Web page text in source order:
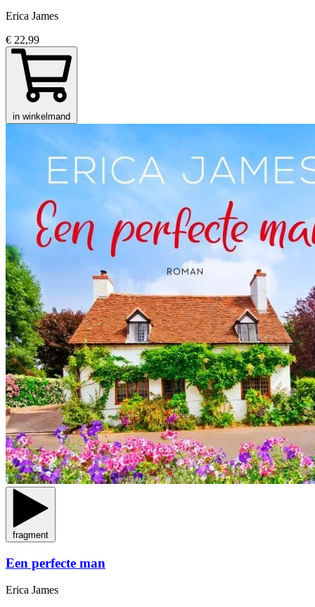
Erica James
€ 22,99
in winkelmand
fragment
Een perfecte man
Erica James